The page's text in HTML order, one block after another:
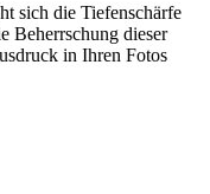
sich die Tiefenschärfe
Beherrschung dieser
in Ihren Fotos